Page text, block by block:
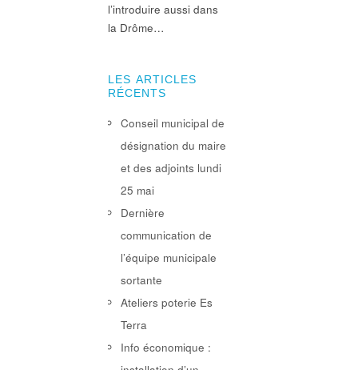
l’introduire aussi dans
la Drôme…
LES ARTICLES
RÉCENTS
Conseil municipal de
désignation du maire
et des adjoints lundi
25 mai
Dernière
communication de
l’équipe municipale
sortante
Ateliers poterie Es
Terra
Info économique :